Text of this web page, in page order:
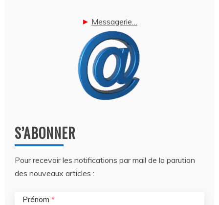
► Messagerie…
S’ABONNER
Pour recevoir les notifications par mail de la parution
des nouveaux articles :
Prénom *